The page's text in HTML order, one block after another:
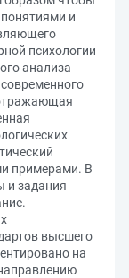
и
психологии
анализа
примерами. В
и задания
высшего
на